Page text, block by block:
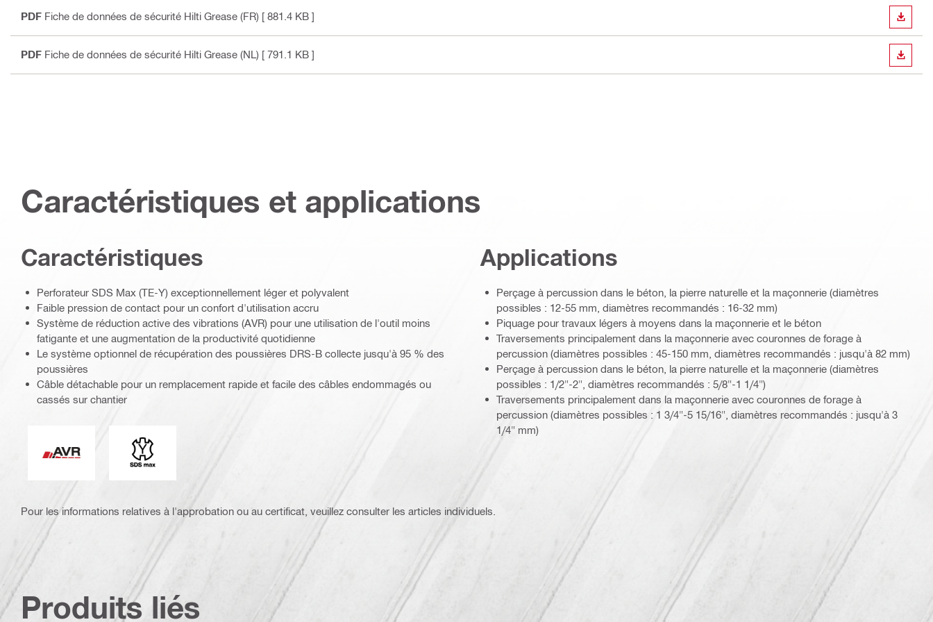
PDF Fiche de données de sécurité Hilti Grease (FR) [ 881.4 KB ]
PDF Fiche de données de sécurité Hilti Grease (NL) [ 791.1 KB ]
Caractéristiques et applications
Caractéristiques
Perforateur SDS Max (TE-Y) exceptionnellement léger et polyvalent
Faible pression de contact pour un confort d'utilisation accru
Système de réduction active des vibrations (AVR) pour une utilisation de l'outil moins
fatigante et une augmentation de la productivité quotidienne
Le système optionnel de récupération des poussières DRS-B collecte jusqu'à 95 % des
poussières
Câble détachable pour un remplacement rapide et facile des câbles endommagés ou
cassés sur chantier
Réduction active des vibrations
Extrémité de connexion
Applications
Perçage à percussion dans le béton, la pierre naturelle et la maçonnerie (diamètres
possibles : 12-55 mm, diamètres recommandés : 16-32 mm)
Piquage pour travaux légers à moyens dans la maçonnerie et le béton
Traversements principalement dans la maçonnerie avec couronnes de forage à
percussion (diamètres possibles : 45-150 mm, diamètres recommandés : jusqu'à 82 mm)
Perçage à percussion dans le béton, la pierre naturelle et la maçonnerie (diamètres
possibles : 1/2"-2", diamètres recommandés : 5/8"-1 1/4")
Traversements principalement dans la maçonnerie avec couronnes de forage à
percussion (diamètres possibles : 1 3/4"-5 15/16", diamètres recommandés : jusqu'à 3
1/4" mm)
Pour les informations relatives à l'approbation ou au certificat, veuillez consulter les articles individuels.
Produits liés